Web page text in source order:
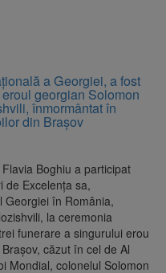
Piața
pentru
timpul
Brașov
Două
de
toată țara,
a Georgiei, a fost
georgian Solomon
înmormântat în
din Brașov
Boghiu a participat
de Excelența sa,
Georgiei în România,
la ceremonia
funerare a singurului erou
căzut în cel de Al
Mondial, colonelul Solomon